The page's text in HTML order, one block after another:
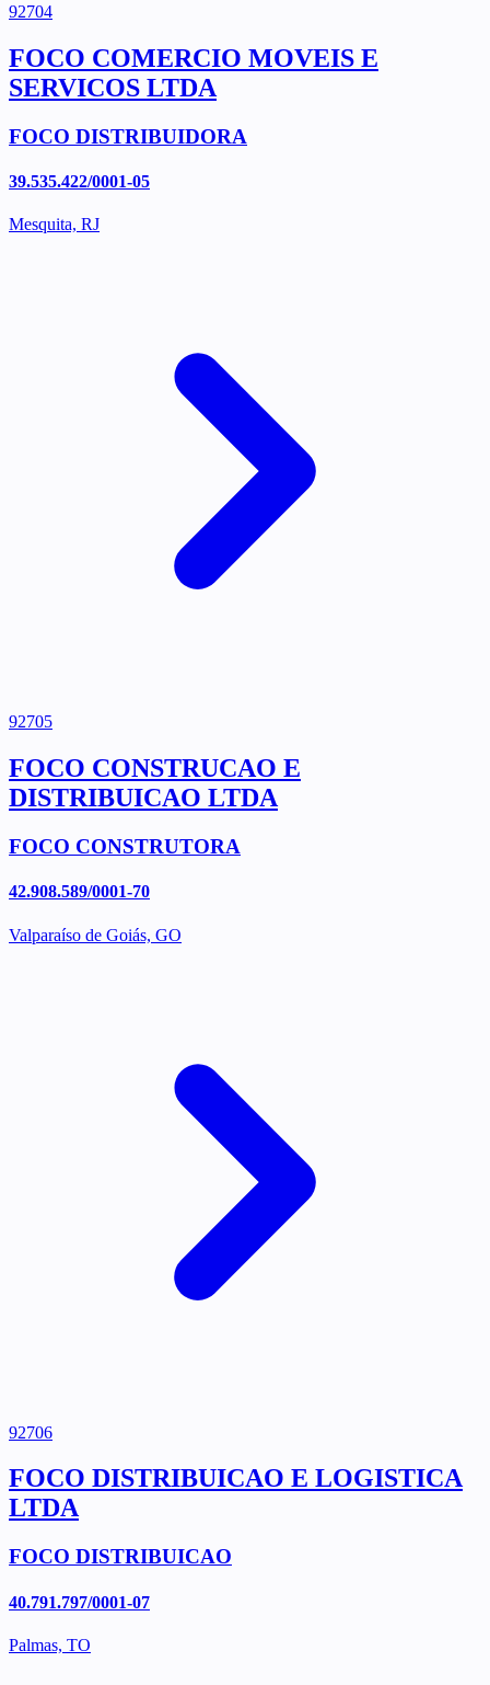
92704
FOCO COMERCIO MOVEIS E
SERVICOS LTDA
FOCO DISTRIBUIDORA
39.535.422/0001-05
Mesquita, RJ
92705
FOCO CONSTRUCAO E
DISTRIBUICAO LTDA
FOCO CONSTRUTORA
42.908.589/0001-70
Valparaíso de Goiás, GO
92706
FOCO DISTRIBUICAO E LOGISTICA
LTDA
FOCO DISTRIBUICAO
40.791.797/0001-07
Palmas, TO